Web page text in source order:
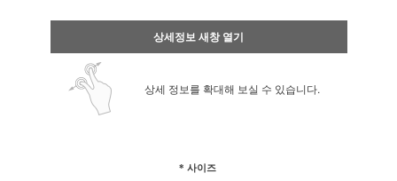
상세정보 새창 열기
상세 정보를 확대해 보실 수 있습니다.
* 사이즈